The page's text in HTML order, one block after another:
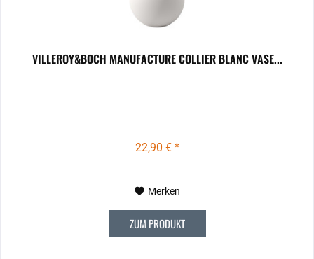
VILLEROY&BOCH MANUFACTURE COLLIER BLANC VASE...
22,90 € *
Merken
ZUM PRODUKT